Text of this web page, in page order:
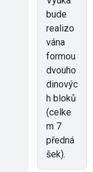
bude
realizo
vána
formou
dvouho
dinovýc
h bloků
(celke
m 7
předná
šek).